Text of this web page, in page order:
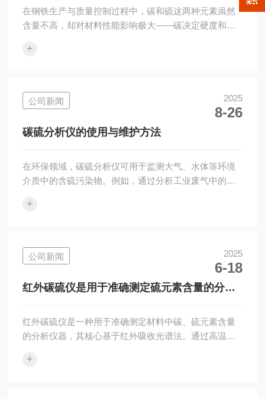
在钢铁生产与质量控制过程中，碳和硫这两种元素虽然
含量不高，却对材料性能影响极大——碳决定硬度和强
快速地测定钢铁中的碳硫含量，是保障产品质量的关键
析方法步骤繁琐、耗时长，而碳硫仪采用现代分析原
理，从样品熔融到结果输出往往只需几十秒到几分钟。
这对节奏紧凑的生产线来说，意味着能更快做出工艺调
整，减少废品率，提升整体效率。2.精度稳，重...
+
公司新闻 2025
8-26
碳硫分析仪的使用与维护方法
在环保领域，碳硫分析仪可用于监测大气、水体等环境
介质中的含硫污染物。例如，通过分析工业废气中的
落实环保措施；对水体中硫化物的测定有助于了解水体
使用与维护：(一)使用方法样品制备：根据样品的性质和
分析要求，将样品加工成合适的形状和尺寸。对于金属
样品，通常需要将其加工成屑状或块状；对于非金属样
品，可能需要研磨成粉末状。样品表面应清洁，无...
+
公司新闻 2025
6-18
红外碳硫仪是用于准确测定硫元素含量的分析
红外碳硫仪是一种用于准确测定材料中碳、硫元素含量
的分析仪器，其核心基于红外吸收光谱法。通过高温燃
定。其优点集中在高精度、快速分析、自动化操作等方
+